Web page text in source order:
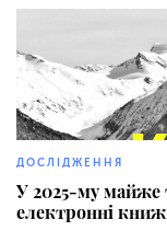
ДОСЛІДЖЕННЯ
У 2025-му майже
електронні